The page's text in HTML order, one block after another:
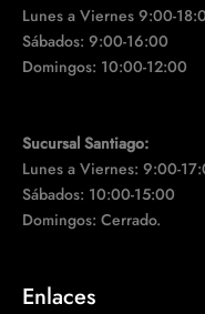
Lunes a Viernes 9:00-
Sábados: 9:00-16:00
Domingos: 10:00-12:00
Sucursal Santiago:
Lunes a Viernes: 9:00-
Sábados: 10:00-15:00
Domingos: Cerrado.
Enlaces